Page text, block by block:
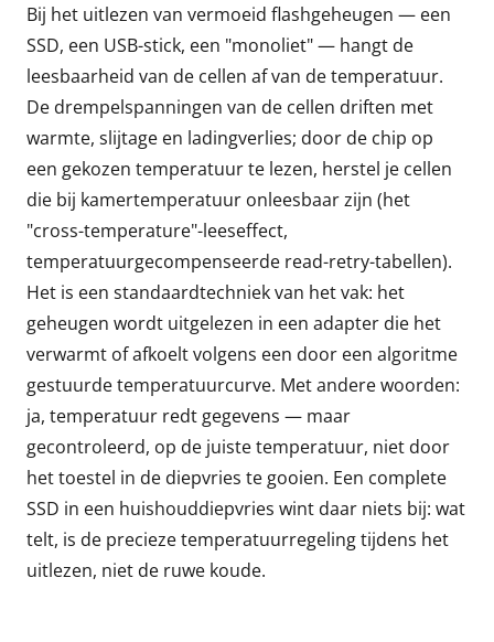
Bij het uitlezen van vermoeid flashgeheugen — een
SSD, een USB-stick, een "monoliet" — hangt de
leesbaarheid van de cellen af van de temperatuur.
De drempelspanningen van de cellen driften met
warmte, slijtage en ladingverlies; door de chip op
een gekozen temperatuur te lezen, herstel je cellen
die bij kamertemperatuur onleesbaar zijn (het
"cross-temperature"-leeseffect,
temperatuurgecompenseerde read-retry-tabellen).
Het is een standaardtechniek van het vak: het
geheugen wordt uitgelezen in een adapter die het
verwarmt of afkoelt volgens een door een algoritme
gestuurde temperatuurcurve. Met andere woorden:
ja, temperatuur redt gegevens — maar
gecontroleerd, op de juiste temperatuur, niet door
het toestel in de diepvries te gooien. Een complete
SSD in een huishouddiepvries wint daar niets bij: wat
telt, is de precieze temperatuurregeling tijdens het
uitlezen, niet de ruwe koude.